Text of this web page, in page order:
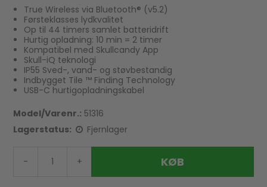
True Wireless via Bluetooth® (v5.2)
Førsteklasses lydkvalitet
Op til 44 timers samlet batteridrift
Hurtig opladning: 10 min = 2 timer
Kompatibel med Skullcandy App
Skull-iQ teknologi
IP55 Sved-, vand- og støvbestandig
Indbygget Tile ™ Finding Technology
USB-C hurtigopladningskabel
Model/Varenr.: 51316
Lagerstatus:
Fjernlager
- + KØB